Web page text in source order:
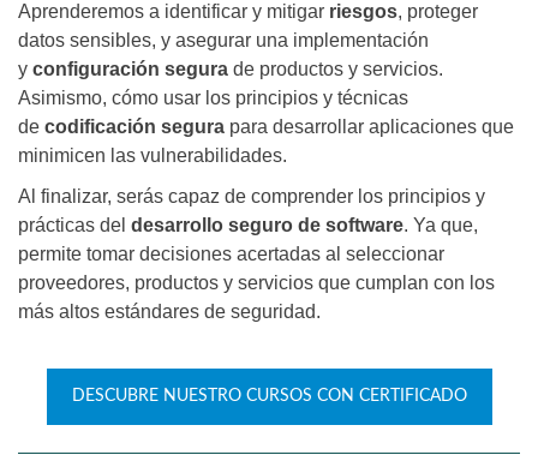
Aprenderemos a identificar y mitigar riesgos, proteger
datos sensibles, y asegurar una implementación
y configuración segura de productos y servicios.
Asimismo, cómo usar los principios y técnicas
de codificación segura para desarrollar aplicaciones que
minimicen las vulnerabilidades.
Al finalizar, serás capaz de comprender los principios y
prácticas del desarrollo seguro de software. Ya que,
permite tomar decisiones acertadas al seleccionar
proveedores, productos y servicios que cumplan con los
más altos estándares de seguridad.
DESCUBRE NUESTRO CURSOS CON CERTIFICADO